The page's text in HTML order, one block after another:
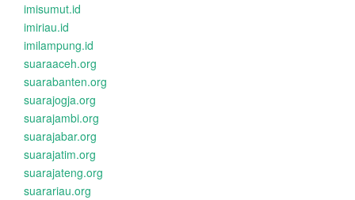
imisumut.id
imiriau.id
imilampung.id
suaraaceh.org
suarabanten.org
suarajogja.org
suarajambi.org
suarajabar.org
suarajatim.org
suarajateng.org
suarariau.org